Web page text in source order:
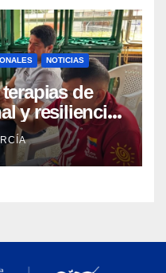
NOTICIAS
de
y resiliencia
comunidades